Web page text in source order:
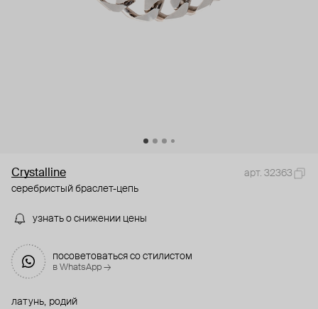
Crystalline
арт. 32363
серебристый браслет-цепь
узнать о снижении цены
посоветоваться со стилистом
в WhatsApp →
латунь, родий